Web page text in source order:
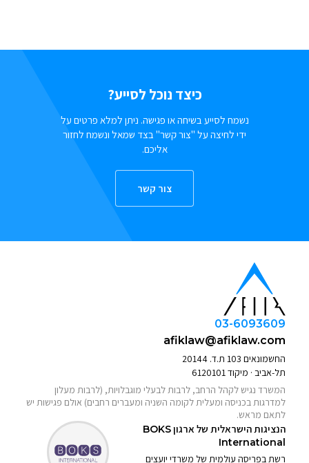
כיצד נוכל לסייע?
נשמח לסייע בשיחה או פגישה. ניתן למלא פרטים על
ידי לחיצה על "צור קשר" בצד שמאל ונשמח לחזור
אליכם.
צור קשר
03-6093609
afiklaw@afiklaw.com
החשמונאים 103 ת.ד. 20144
תל-אביב · מיקוד 6120101
המשרד נגיש לקהל הרחב, לרבות לבעלי מוגבלויות, (לרבות מעלון
למדרגות בכניסה ומעלית לקומה השניה ומעברים רחבים) אולם פגישות יש
לתאם מראש.
הנציגות הישראלית של ארגוןBOKS
International
רשת בפריסה עולמית של משרדי יועצים